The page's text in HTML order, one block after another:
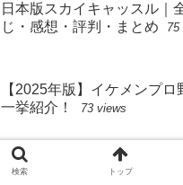
日本版スカイキャッスル｜
じ・感想・評判・まとめ
75
【2025年版】イケメンプロ
一挙紹介！
73 views
検索 トップ